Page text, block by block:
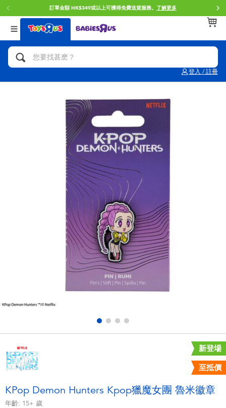
訂單金額 HK$349或以上可獲得免費送貨服務。 了解更多
登入 / 註冊
返回
分類目錄
人氣英雄,角色扮演,射擊玩具
拼砌組合及樂高LEGO
玩具車,貨車,火車及遙控系列
手工藝,文具,蠟筆,泥膠,畫板
娃娃, 芭比,收藏公仔
電子玩具
遊戲及拼圖系列
角色扮演及造型系列
毛毛公仔玩具
返回
品牌
Brunch Brother 早午餐兄弟
Spider-Man蜘蛛俠
Mini Brands
Play-Doh培樂多
Pokemon寶可夢
LEGO樂高
LeapFrog跳跳蛙
Globber高樂寶
返回
年齢
0~2歳
12~14歳
新登場
至抵價
KPop Demon Hunters Kpop獵魔女團 魯米徽章
年齡: 15+ 歲